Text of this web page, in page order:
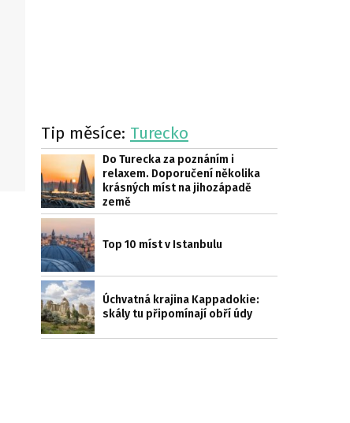
Tip měsíce: Turecko
Do Turecka za poznáním i
relaxem. Doporučení několika
krásných míst na jihozápadě
země
Top 10 míst v Istanbulu
Úchvatná krajina Kappadokie:
skály tu připomínají obří údy